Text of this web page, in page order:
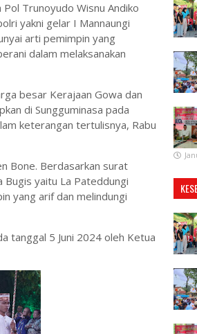
Trunoyudo Wisnu Andiko
yakni gelar I Mannaungi
arti pemimpin yang
dalam melaksanakan
besar Kerajaan Gowa dan
di Sungguminasa pada
keterangan tertulisnya, Rabu
Bone. Berdasarkan surat
Bugis yaitu La Pateddungi
yang arif dan melindungi
tanggal 5 Juni 2024 oleh Ketua